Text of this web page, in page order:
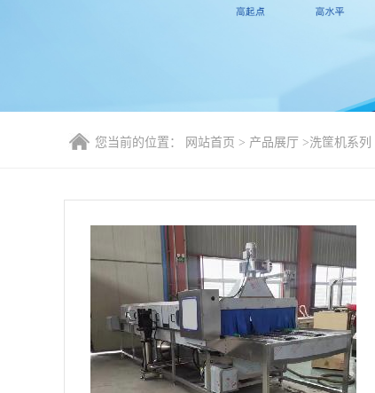
您当前的位置： 网站首页 > 产品展厅 >洗筐机系列